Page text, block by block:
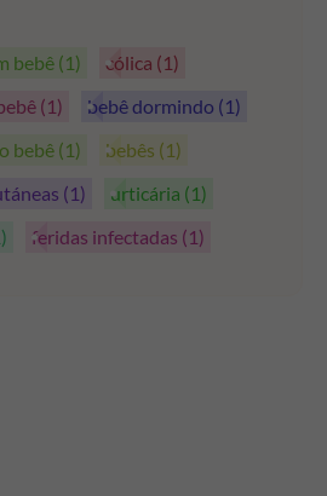
bebê (1) cólica (1)
(1) bebê dormindo (1)
bebê (1) bebês (1)
(1) urticária (1)
feridas infectadas (1)